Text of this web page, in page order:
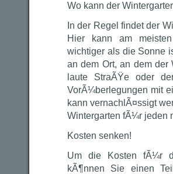
Wo kann der
In der Regel findet der
Hier kann am
wichtiger als die Sonne
an dem Ort, an dem
laute StraÃŸe oder
VorÃ¼berlegungen mit
kann vernachlÃ¤ssigt
Wintergarten fÃ¼r jeden
Kosten senken!
Um die Kosten fÃ¼r
kÃ¶nnen Sie einen